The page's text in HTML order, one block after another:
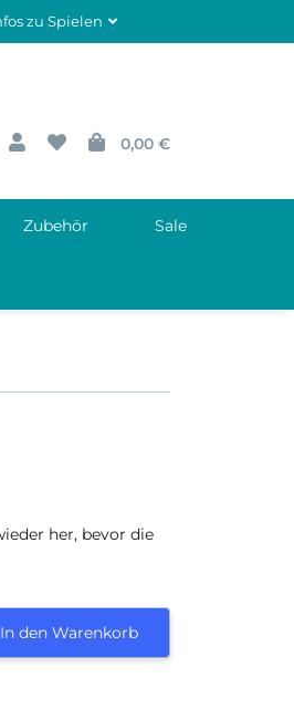
zu Spielen
0,00 €
Zubehör Sale
her, bevor die
In den Warenkorb